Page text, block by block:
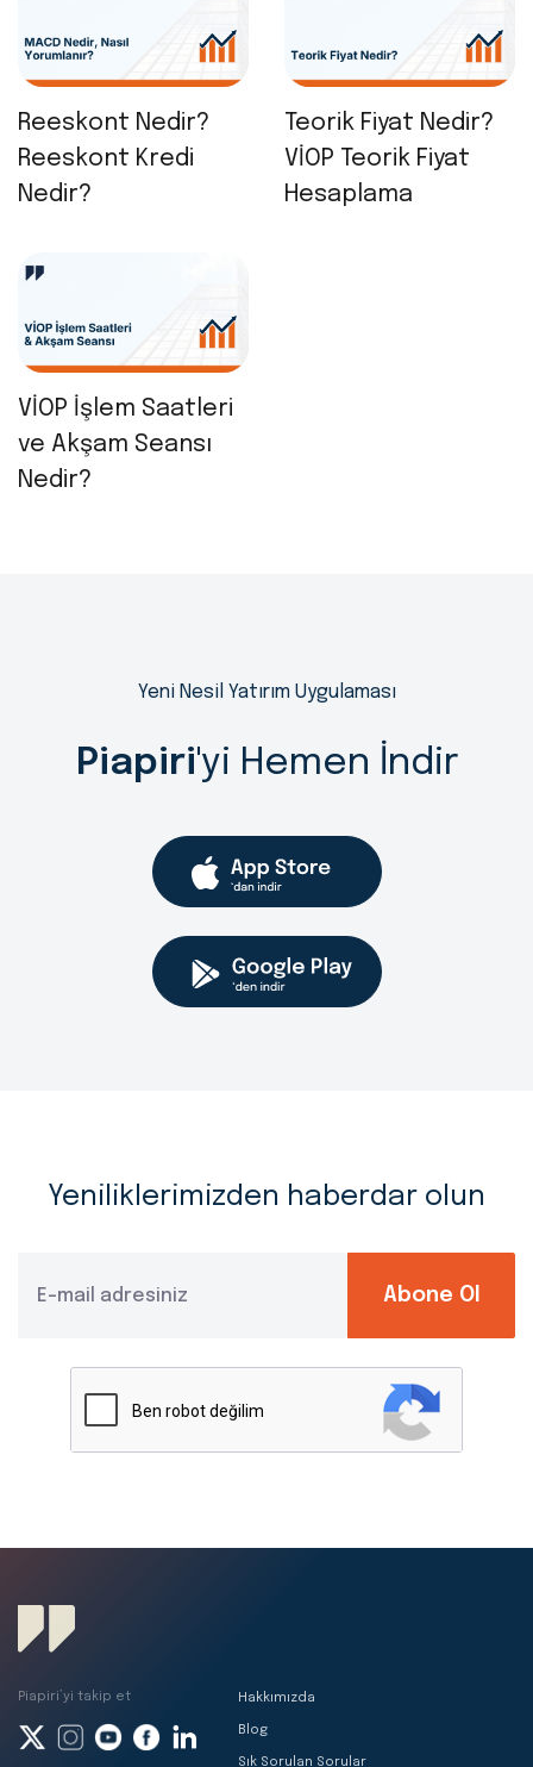
Reeskont Nedir?
Reeskont Kredi
Nedir?
Teorik Fiyat Nedir?
VİOP Teorik Fiyat
Hesaplama
VİOP İşlem Saatleri
ve Akşam Seansı
Nedir?
Yeni Nesil Yatırım Uygulaması
Piapiri'yi Hemen İndir
Yeniliklerimizden haberdar olun
Abone Ol
Hakkımızda
Blog
Sık Sorulan Sorular
Piapiri’yi takip et